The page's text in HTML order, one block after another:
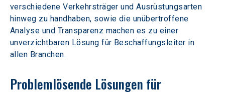
verschiedene Verkehrsträger und Ausrüstungsarten
hinweg zu handhaben, sowie die unübertroffene
Analyse und Transparenz machen es zu einer
unverzichtbaren Lösung für Beschaffungsleiter in
allen Branchen.
Problemlösende Lösungen für